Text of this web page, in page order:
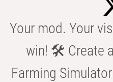
Your mod. Your
win! 🛠️ Create
Farming